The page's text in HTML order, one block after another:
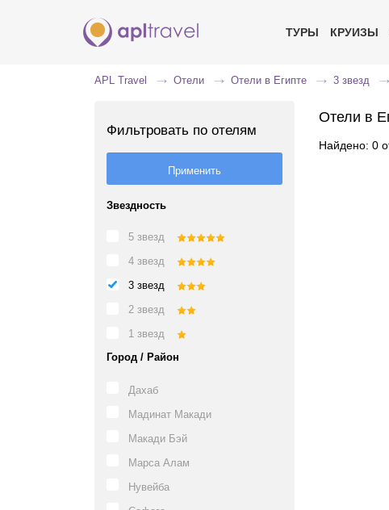
ТУРЫ КРУИЗЫ
APL Travel Отели Отели в Египте 3 звезд
Фильтровать по отелям
Звездность
5 звезд
4 звезд
3 звезд
2 звезд
1 звезд
Город / Район
Дахаб
Мадинат Макади
Макади Бэй
Марса Алам
Нувейба
Отели в
Найдено: 0